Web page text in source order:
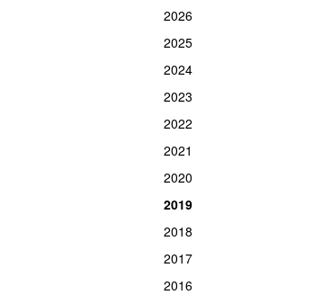
2026
2025
2024
2023
2022
2021
2020
2019
2018
2017
2016